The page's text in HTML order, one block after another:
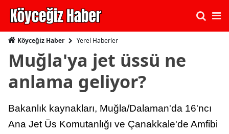
Köyceğiz Haber Yerel Haberler
Muğla'ya jet üssü ne
anlama geliyor?
Bakanlık kaynakları, Muğla/Dalaman'da 16'ncı
Ana Jet Üs Komutanlığı ve Çanakkale'de Amfibi